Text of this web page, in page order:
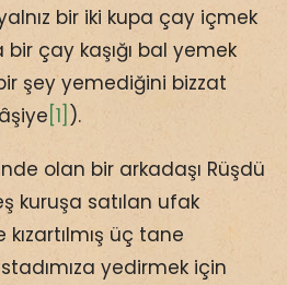
bir iki kupa çay içmek
çay kaşığı bal yemek
şey yemediğini bizzat
[1] ).
olan bir arkadaşı Rüşdü
kuruşa satılan ufak
üç tane
yedirmek için